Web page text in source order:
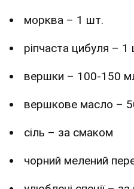
морква – 1 шт.
ріпчаста цибуля – 1
вершки – 100-150
вершкове масло –
сіль – за смаком
чорний мелений